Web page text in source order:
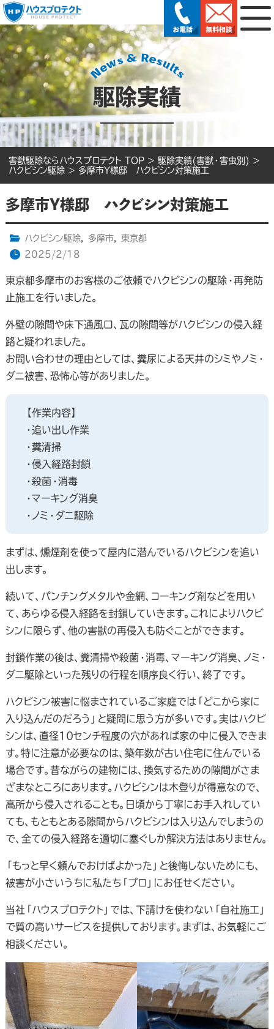
駆除実績
害獣駆除ならハウスプロテクト TOP > 駆除実績(害獣・害虫別) >
ハクビシン駆除 > 多摩市Y様邸 ハクビシン対策施工
多摩市Y様邸 ハクビシン対策施工
ハクビシン駆除, 多摩市,
東京都
2025/2/18
東京都多摩市のお客様のご依頼でハクビシンの駆除・再発防
止施工を行いました。
外壁の隙間や床下通風口、瓦の隙間等がハクビシンの侵入経
路と疑われました。
お問い合わせの理由としては、糞尿による天井のシミやノミ・
ダニ被害、恐怖心等がありました。
【作業内容】
・追い出し作業
・糞清掃
・侵入経路封鎖
・殺菌・消毒
・マーキング消臭
・ノミ・ダニ駆除
まずは、燻煙剤を使って屋内に潜んでいるハクビシンを追い
出します。
続いて、パンチングメタルや金網、コーキング剤などを用い
て、あらゆる侵入経路を封鎖していきます。これによりハクビ
シンに限らず、他の害獣の再侵入も防ぐことができます。
封鎖作業の後は、糞清掃や殺菌・消毒、マーキング消臭、ノミ・
ダニ駆除といった残りの行程を順序良く行い、終了です。
ハクビシン被害に悩まされているご家庭では「どこから家に
入り込んだのだろう」と疑問に思う方が多いです。実はハクビ
シンは、直径10センチ程度の穴があれば家の中に侵入できま
す。特に注意が必要なのは、築年数が古い住宅に住んでいる
場合です。昔ながらの建物には、換気するための隙間がさま
ざまなところにあります。ハクビシンは木登りが得意なので、
高所から侵入されることも。日頃から丁寧にお手入れしてい
ても、もともとある隙間からハクビシンは入り込んでしまうの
で、全ての侵入経路を適切に塞ぐしか解決方法はありません。
「もっと早く頼んでおけばよかった」と後悔しないためにも、
被害が小さいうちに私たち「プロ」にお任せください。
当社「ハウスプロテクト」では、下請けを使わない「自社施工」
で質の高いサービスを提供しております。まずは、お気軽にご
相談ください。